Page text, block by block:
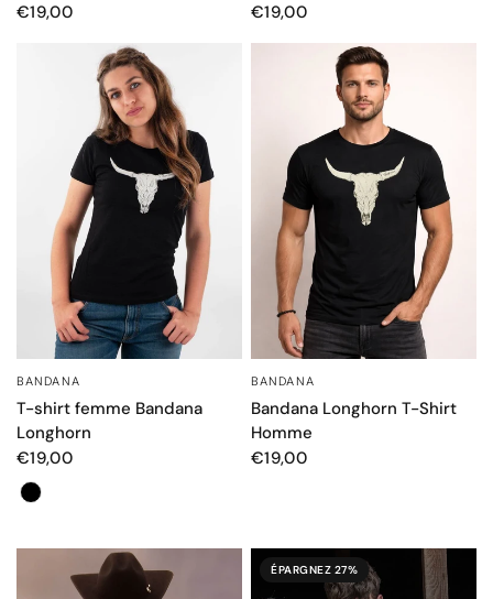
€19,00
€19,00
BANDANA
T-shirt femme Bandana
Longhorn
€19,00
Couleur
BANDANA
Bandana Longhorn T-Shirt
Homme
€19,00
ÉPARGNEZ 27%